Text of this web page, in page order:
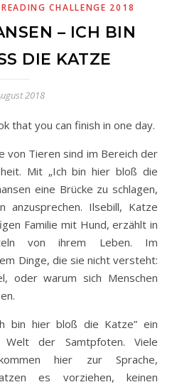
CHALLENGE 2018
– ICH BIN
DIE KATZE
2018
that you can finish in one day.
von Tieren sind im Bereich der
Mit „Ich bin hier bloß die
eine Brücke zu schlagen,
anzusprechen. Ilsebill, Katze
Familie mit Hund, erzählt in
von ihrem Leben. Im
Dinge, die sie nicht versteht:
oder warum sich Menschen
bin hier bloß die Katze” ein
der Samtpfoten. Viele
hier zur Sprache,
es vorziehen, keinen